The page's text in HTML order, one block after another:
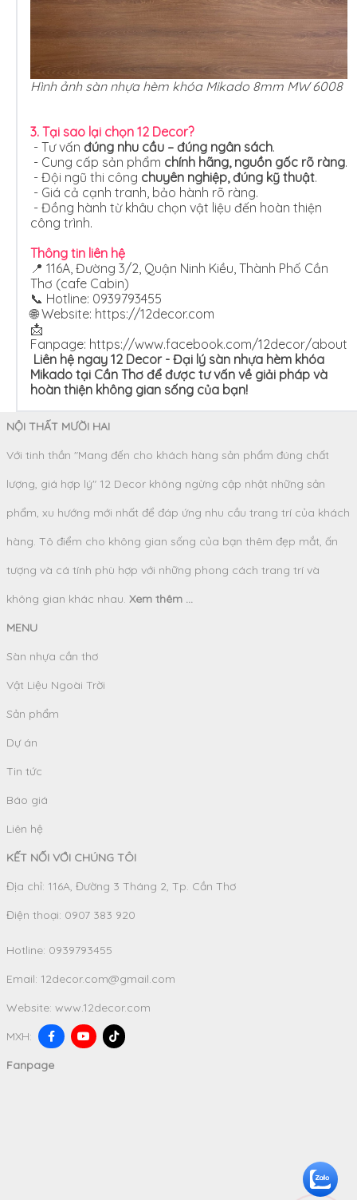
Hình ảnh sàn nhựa hèm khóa Mikado 8mm MW 6008
3. Tại sao lại chọn 12 Decor?
- Tư vấn đúng nhu cầu – đúng ngân sách.
- Cung cấp sản phẩm chính hãng, nguồn gốc rõ ràng.
- Đội ngũ thi công chuyên nghiệp, đúng kỹ thuật.
- Giá cả cạnh tranh, bảo hành rõ ràng.
- Đồng hành từ khâu chọn vật liệu đến hoàn thiện
công trình.
Thông tin liên hệ
📍 116A, Đường 3/2, Quận Ninh Kiều, Thành Phố Cần
Thơ (cafe Cabin)
📞 Hotline: 0939793455
🌐 Website: https://12decor.com
📩
Fanpage: https://www.facebook.com/12decor/about
Liên hệ ngay 12 Decor - Đại lý sàn nhựa hèm khóa
Mikado tại Cần Thơ để được tư vấn về giải pháp và
hoàn thiện không gian sống của bạn!
NỘI THẤT MƯỜI HAI
Với tinh thần "Mang đến cho khách hàng sản phẩm đúng chất
lượng, giá hợp lý" 12 Decor không ngừng cập nhật những sản
phẩm, xu hướng mới nhất để đáp ứng nhu cầu trang trí của khách
hàng. Tô điểm cho không gian sống của bạn thêm đẹp mắt, ấn
tượng và cá tính phù hợp với những phong cách trang trí và
không gian khác nhau. Xem thêm ...
MENU
Sàn nhựa cần thơ
Vật Liệu Ngoài Trời
Sản phẩm
Dự án
Tin tức
Báo giá
Liên hệ
KẾT NỐI VỚI CHÚNG TÔI
Địa chỉ: 116A, Đường 3 Tháng 2, Tp. Cần Thơ
Điện thoại: 0907 383 920
Hotline: 0939793455
Email: 12decor.com@gmail.com
Website: www.12decor.com
MXH:
Fanpage